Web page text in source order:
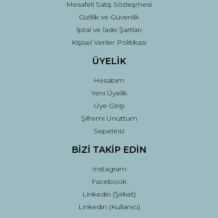
Mesafeli Satış Sözleşmesi
Gizlilik ve Güvenlik
İptal ve İade Şartları
Kişisel Veriler Politikası
ÜYELİK
Hesabım
Yeni Üyelik
Üye Girişi
Şifremi Unuttum
Sepetiniz
BİZİ TAKİP EDİN
Instagram
Facebook
Linkedin (Şirket)
Linkedin (Kullanıcı)